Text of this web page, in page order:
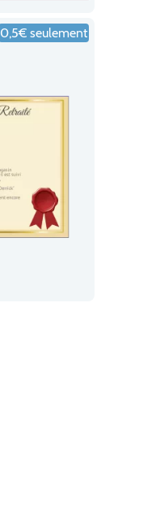
0,5€ seulement